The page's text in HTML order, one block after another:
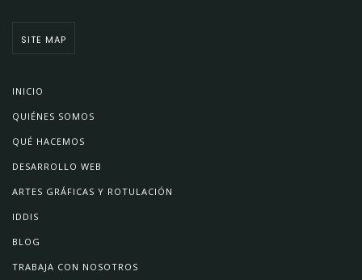
SITE MAP
INICIO
QUIÉNES SOMOS
QUÉ HACEMOS
DESARROLLO WEB
ARTES GRÁFICAS Y ROTULACIÓN
IDDIS
BLOG
TRABAJA CON NOSOTROS